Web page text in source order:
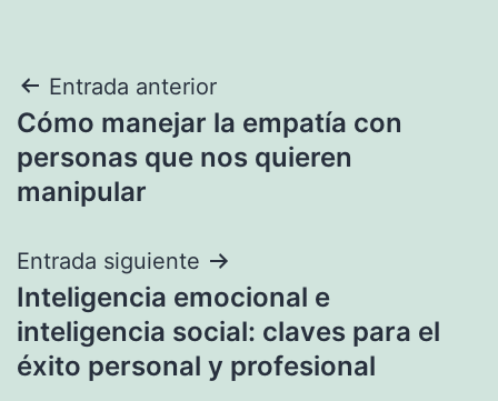
Navegación
de
entradas
Entrada anterior
Cómo manejar la empatía con
personas que nos quieren
manipular
Entrada siguiente
Inteligencia emocional e
inteligencia social: claves para el
éxito personal y profesional